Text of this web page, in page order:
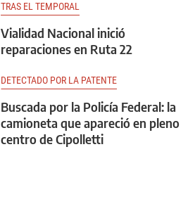
TRAS EL TEMPORAL
Vialidad Nacional inició
reparaciones en Ruta 22
DETECTADO POR LA PATENTE
Buscada por la Policía Federal: la
camioneta que apareció en pleno
centro de Cipolletti